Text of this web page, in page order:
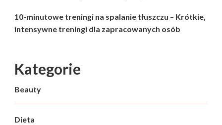
10-minutowe treningi na spalanie tłuszczu – Krótkie,
intensywne treningi dla zapracowanych osób
Kategorie
Beauty
Dieta